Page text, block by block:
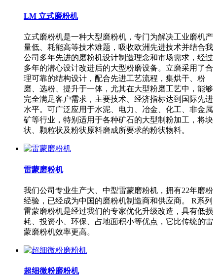
LM 立式磨粉机
立式磨粉机是一种大型磨粉机，专门为解决工业磨机产
量低、耗能高等技术难题，吸收欧洲先进技术并结合我
公司多年先进的磨粉机设计制造理念和市场需求，经过
多年的潜心设计改进后的大型粉磨设备。立磨采用了合
理可靠的结构设计，配合先进工艺流程，集烘干、粉
磨、选粉、提升于一体，尤其在大型粉磨工艺中，能够
完全满足客户需求，主要技术、经济指标达到国际先进
水平。可广泛应用于水泥、电力、冶金、化工、非金属
矿等行业，特别适用于各种矿石的大型制粉加工，将块
状、颗粒状及粉状原料磨成所要求的粉状物料。
雷蒙磨粉机
我们公司专业生产大、中型雷蒙磨粉机，拥有22年磨粉
经验，已经成为中国的磨粉机制造商和供应商。 R系列
雷蒙磨粉机是经过我们的专家优化升级改造，具有低损
耗、投资小、环保、占地面积小等优点，它比传统的雷
蒙磨粉机效率更高。
超细微粉磨粉机